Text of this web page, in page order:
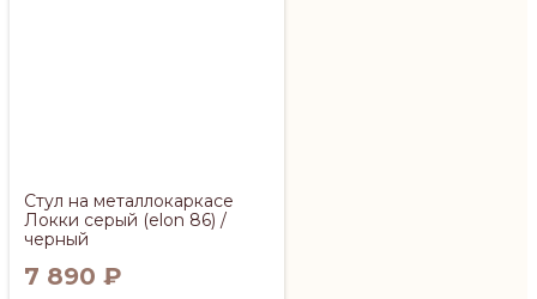
Стул на металлокаркасе
Локки серый (elon 86) /
черный
7 890 ₽